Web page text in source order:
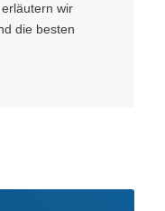
wir
die besten